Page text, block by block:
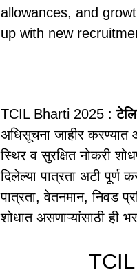
allowances, and
up with new
TCIL Bharti 2025 :
अधिसूचना जाहीर करण्यात
स्थिर व सुरक्षित नोकरी
दिलेल्या पात्रता अटी
पात्रता, वेतनमान, निवड
शोधात असणाऱ्यांसाठी ही